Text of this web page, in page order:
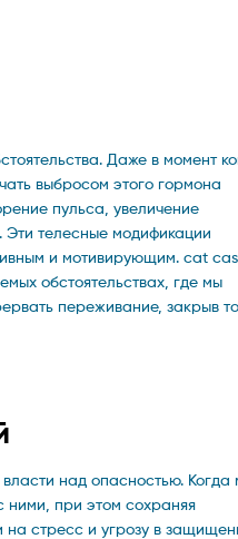
Даже в момент
выбросом этого гормона
пульса, увеличение
Эти телесные модификации
и мотивирующим. cat
обстоятельствах, где мы
переживание, закрыв
над опасностью. Когда
ними, при этом сохраняя
на стресс и угрозу в